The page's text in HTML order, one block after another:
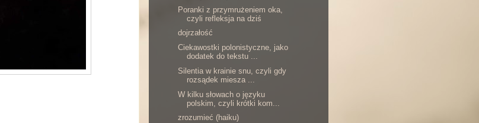
Poranki z przymrużeniem oka,
czyli refleksja na dziś
dojrzałość
Ciekawostki polonistyczne, jako
dodatek do tekstu ...
Silentia w krainie snu, czyli gdy
rozsądek miesza ...
W kilku słowach o języku
polskim, czyli krótki kom...
zrozumieć (haiku)